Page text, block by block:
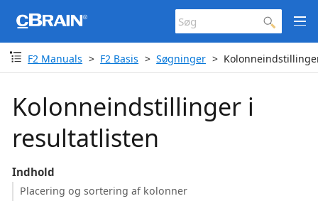
F2 Manuals F2 Basis Søgninger
Kolonneindstillinger i
resultatlisten
Indhold
Placering og sortering af kolonner